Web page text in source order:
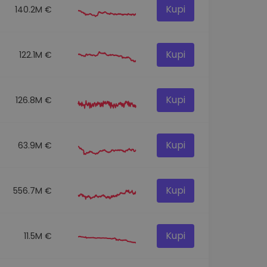
140.2M € Kupi
122.1M € Kupi
126.8M € Kupi
63.9M € Kupi
556.7M € Kupi
11.5M € Kupi